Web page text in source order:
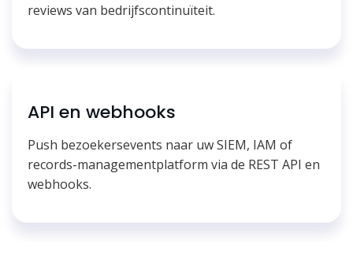
reviews van bedrijfscontinuïteit.
API en webhooks
Push bezoekersevents naar uw SIEM, IAM of
records-managementplatform via de REST API en
webhooks.